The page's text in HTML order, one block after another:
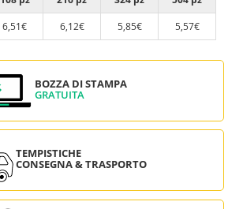
6,51€ 6,12€ 5,85€ 5,57€
BOZZA DI STAMPA
GRATUITA
TEMPISTICHE
CONSEGNA & TRASPORTO